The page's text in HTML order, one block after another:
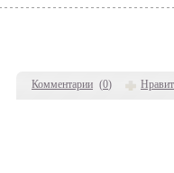
Комментарии (0)